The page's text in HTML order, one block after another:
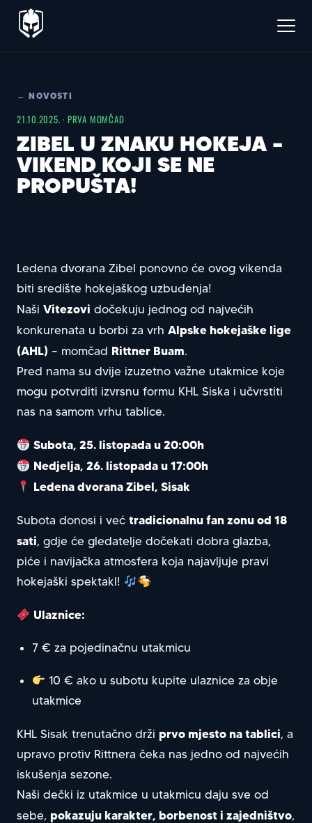
← NOVOSTI
21.10.2025. · PRVA MOMČAD
ZIBEL U ZNAKU HOKEJA –
VIKEND KOJI SE NE
PROPUŠTA!
Ledena dvorana Zibel ponovno će ovog vikenda
biti središte hokejaškog uzbuđenja!
Naši Vitezovi dočekuju jednog od najvećih
konkurenata u borbi za vrh Alpske hokejaške lige
(AHL) – momčad Rittner Buam.
Pred nama su dvije izuzetno važne utakmice koje
mogu potvrditi izvrsnu formu KHL Siska i učvrstiti
nas na samom vrhu tablice.
Subota, 25. listopada u 20:00h
Nedjelja, 26. listopada u 17:00h
Ledena dvorana Zibel, Sisak
Subota donosi i već tradicionalnu fan zonu od 18
sati, gdje će gledatelje dočekati dobra glazba,
piće i navijačka atmosfera koja najavljuje pravi
hokejaški spektakl!
Ulaznice:
7 € za pojedinačnu utakmicu
10 € ako u subotu kupite ulaznice za obje
utakmice
KHL Sisak trenutačno drži prvo mjesto na tablici, a
upravo protiv Rittnera čeka nas jedno od najvećih
iskušenja sezone.
Naši dečki iz utakmice u utakmicu daju sve od
sebe, pokazuju karakter, borbenost i zajedništvo,